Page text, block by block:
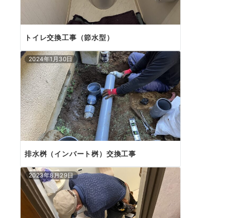
トイレ交換工事（節水型）
2024年1月30日
排水桝（インバート桝）交換工事
2023年8月29日